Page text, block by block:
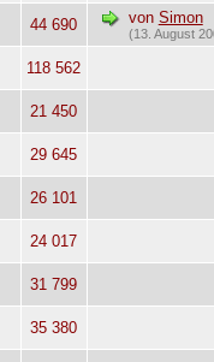
44 690 von Simon
(13. August
118 562
21 450
29 645
26 101
24 017
31 799
35 380